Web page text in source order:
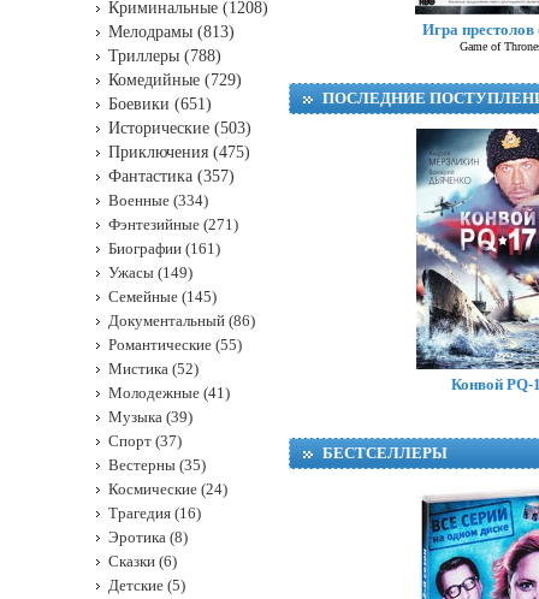
Игра престолов
Game of
ПОСЛЕДНИЕ
Конвой PQ-
БЕСТСЕЛЛЕРЫ
Криминальные (1208)
Мелодрамы (813)
Триллеры (788)
Комедийные (729)
Боевики (651)
Исторические (503)
Приключения (475)
Фантастика (357)
Военные (334)
Фэнтезийные (271)
Биографии (161)
Ужасы (149)
Семейные (145)
Документальный (86)
Романтические (55)
Мистика (52)
Молодежные (41)
Музыка (39)
Спорт (37)
Вестерны (35)
Космические (24)
Трагедия (16)
Эротика (8)
Сказки (6)
Детские (5)